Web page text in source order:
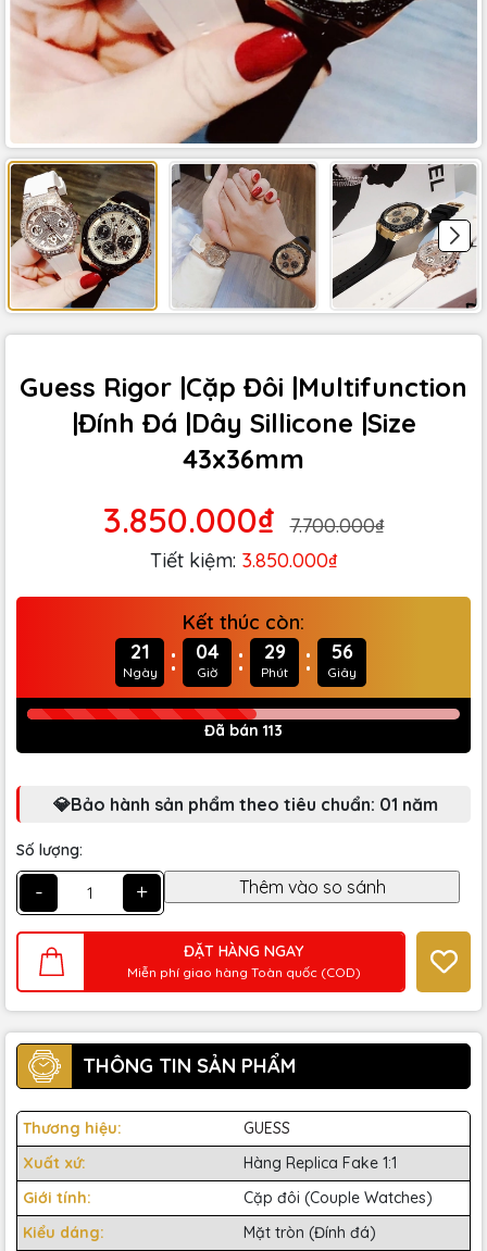
Guess Rigor |Cặp Đôi |Multifunction
|Đính Đá |Dây Sillicone |Size
43x36mm
3.850.000₫
7.700.000₫
Tiết kiệm: 3.850.000₫
Kết thúc còn:
21
Ngày : 04
Giờ : 29
Phút : 54
Giây
Đã bán 113
💎Bảo hành sản phẩm theo tiêu chuẩn: 01 năm
Số lượng:
- +
ĐẶT HÀNG NGAY
Miễn phí giao hàng Toàn quốc (COD)
THÔNG TIN SẢN PHẨM
Thương hiệu:
GUESS
Xuất xứ:
Hàng Replica Fake 1:1
Giới tính:
Cặp đôi (Couple Watches)
Kiểu dáng:
Mặt tròn (Đính đá)